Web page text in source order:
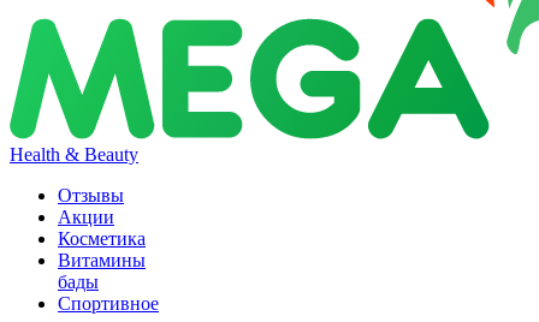
Health & Beauty
Отзывы
Акции
Косметика
Витамины
бады
Спортивное